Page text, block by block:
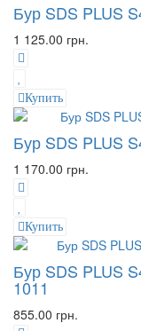
Бур SDS PLUS
1 125.00 грн.
Купить
Бур SDS PLUS
1 170.00 грн.
Купить
Бур SDS PLUS
1011
855.00 грн.